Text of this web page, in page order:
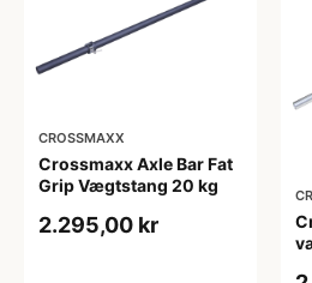
CROSSMAXX
Crossmaxx Axle Bar Fat
Grip Vægtstang 20 kg
2.295,00 kr